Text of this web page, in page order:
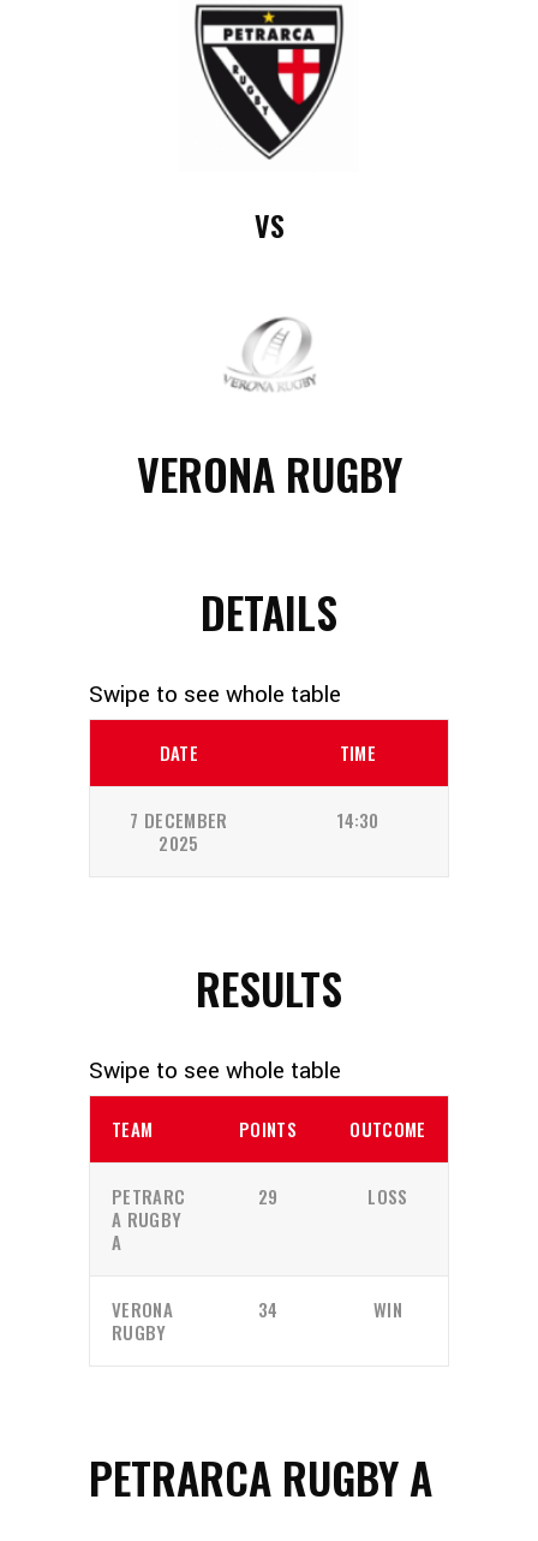
VS
VERONA RUGBY
DETAILS
DATE TIME
7 DECEMBER
2025
14:30
RESULTS
TEAM POINTS OUTCOME
PETRARC
A RUGBY
A
29 LOSS
VERONA
RUGBY
34 WIN
PETRARCA RUGBY A